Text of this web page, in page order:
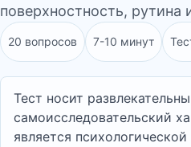
поверхностность, рутина
20 вопросов 7-10 минут
Тест носит
самоисследовательский
является